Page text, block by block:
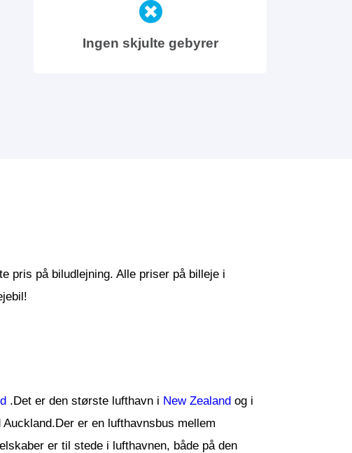
Ingen skjulte gebyrer
pris på biludlejning. Alle priser på billeje i
.Det er den største lufthavn i New Zealand og i
er en lufthavnsbus mellem
er til stede i lufthavnen, både på den